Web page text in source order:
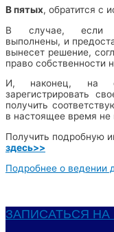
В пятых, обратится с
В случае, если
выполнены, и
вынесет решение,
право собственности
И, наконец, на
зарегистрировать
получить
в настоящее время не
Получить подробную
здесь>>
Подробнее о ведении
ЗАПИСАТЬСЯ